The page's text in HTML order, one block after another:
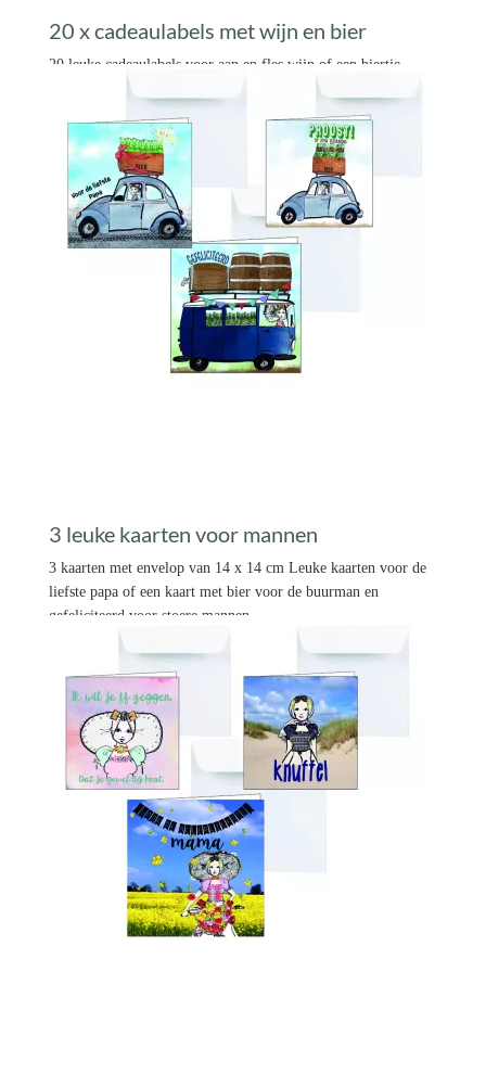
20 x cadeaulabels met wijn en bier
20 leuke cadeaulabels voor aan en fles wijn of een biertje.
Prijs per stuk

3 leuke kaarten voor mannen
3 kaarten met envelop van 14 x 14 cm Leuke kaarten voor de
liefste papa of een kaart met bier voor de buurman en
gefeliciteerd voor stoere mannen
Prijs per stuk
